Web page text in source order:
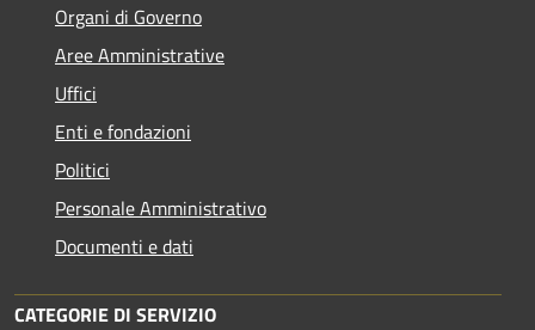
Organi di Governo
Aree Amministrative
Uffici
Enti e fondazioni
Politici
Personale Amministrativo
Documenti e dati
CATEGORIE DI SERVIZIO